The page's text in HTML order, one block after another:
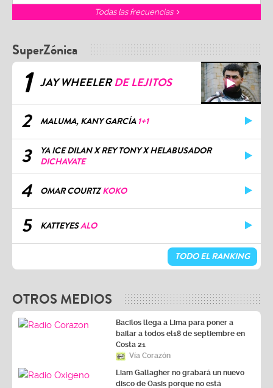
Todas las frecuencias
SuperZónica
1 JAY WHEELERDE LEJITOS
2 MALUMA, KANY GARCÍA 1+1
3
YA ICE DILAN X REY TONY X HELABUSADOR
DICHAVATE
4 OMAR COURTZKOKO
5 KATTEYESALO
TODO EL RANKING
OTROS MEDIOS
Bacilos llega a Lima para poner a
bailar a todos el18 de septiembre en
Costa 21
Vía Corazón
Liam Gallagher no grabará un nuevo
disco de Oasis porque no está